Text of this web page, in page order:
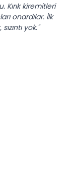
Kırık kiremitleri
onardılar. İlk
yok."